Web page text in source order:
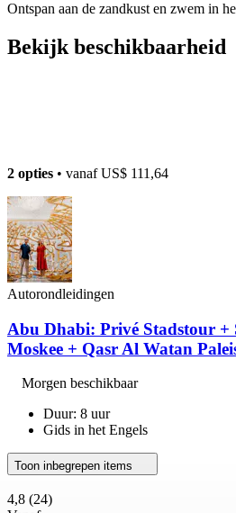
Ontspan aan de zandkust en zwem in
Bekijk beschikbaarheid
2 opties • vanafUS$ 111,64
Autorondleidingen
Abu Dhabi: Privé Stadstour +
Moskee + Qasr Al Watan
Morgen beschikbaar
Duur: 8 uur
Gids in het Engels
Toon inbegrepen items
4,8 (24)